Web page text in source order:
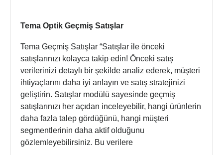
Tema Optik Geçmiş Satışlar
Tema Geçmiş Satışlar “Satışlar ile önceki
satışlarınızı kolayca takip edin! Önceki satış
verilerinizi detaylı bir şekilde analiz ederek, müşteri
ihtiyaçlarını daha iyi anlayın ve satış stratejinizi
geliştirin. Satışlar modülü sayesinde geçmiş
satışlarınızı her açıdan inceleyebilir, hangi ürünlerin
daha fazla talep gördüğünü, hangi müşteri
segmentlerinin daha aktif olduğunu
gözlemleyebilirsiniz. Bu verilere